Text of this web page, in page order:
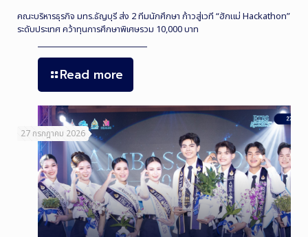
คณะบริหารธุรกิจ มทร.ธัญบุรี ส่ง 2 ทีมนักศึกษา ก้าวสู่เวที “ฮักแม่ Hackathon”
ระดับประเทศ คว้าทุนการศึกษาพิเศษรวม 10,000 บาท
Read more
27 กรกฎาคม 2026